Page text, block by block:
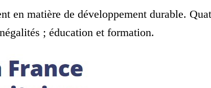
en matière de développement durable.
; éducation et formation.